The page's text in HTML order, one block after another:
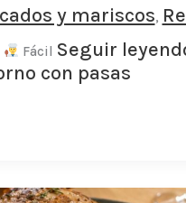
y mariscos,
Fácil Seguir
con pasas